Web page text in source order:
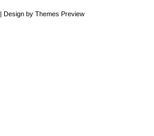
| Design by Themes Preview